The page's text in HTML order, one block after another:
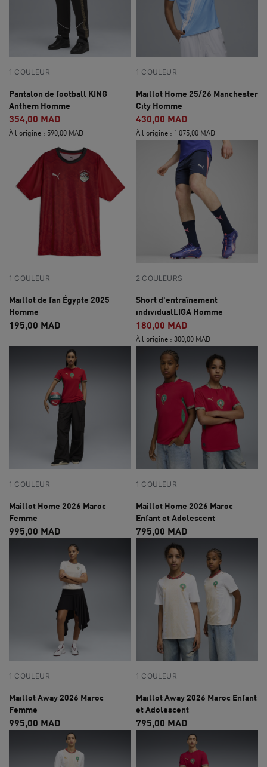
1 COULEUR
Pantalon de football KING
Anthem Homme
354,00 MAD
À l'origine : 590,00 MAD
1 COULEUR
Maillot Home 25/26 Manchester
City Homme
430,00 MAD
À l'origine : 1 075,00 MAD
1 COULEUR
Maillot de fan Égypte 2025
Homme
195,00 MAD
2 COULEURS
Short d'entraînement
individualLIGA Homme
180,00 MAD
À l'origine : 300,00 MAD
1 COULEUR
Maillot Home 2026 Maroc
Femme
995,00 MAD
1 COULEUR
Maillot Home 2026 Maroc
Enfant et Adolescent
795,00 MAD
1 COULEUR
Maillot Away 2026 Maroc
Femme
995,00 MAD
1 COULEUR
Maillot Away 2026 Maroc Enfant
et Adolescent
795,00 MAD